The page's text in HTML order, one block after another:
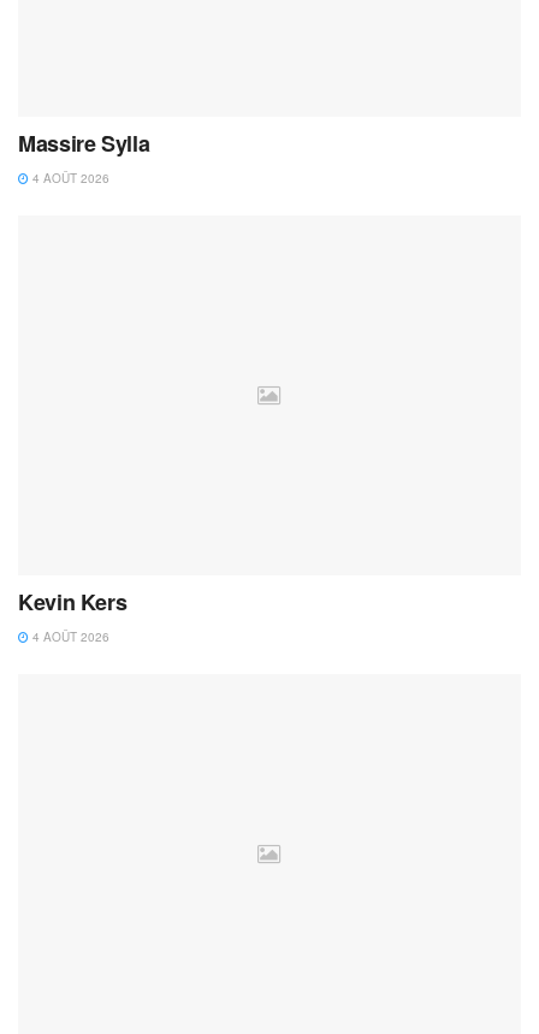
Massire Sylla
4 AOÛT 2026
Kevin Kers
4 AOÛT 2026